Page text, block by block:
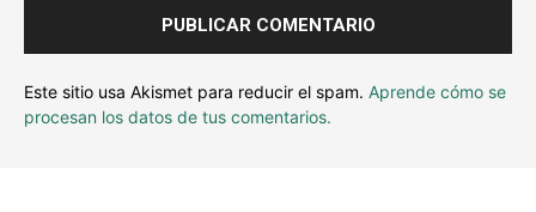
Este sitio usa Akismet para reducir el spam. Aprende cómo se
procesan los datos de tus comentarios.